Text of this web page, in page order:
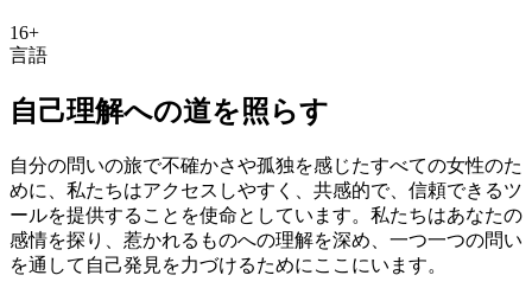
16+
言語
自己理解への道を照らす
自分の問いの旅で不確かさや孤独を感じたすべての女性のた
めに、私たちはアクセスしやすく、共感的で、信頼できるツ
ールを提供することを使命としています。私たちはあなたの
感情を探り、惹かれるものへの理解を深め、一つ一つの問い
を通して自己発見を力づけるためにここにいます。